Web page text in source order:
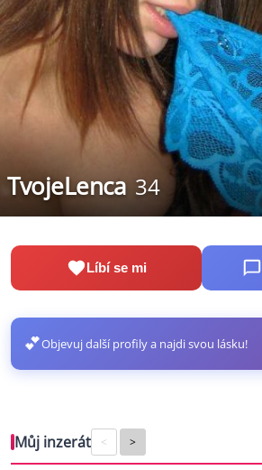
TvojeLenca 34
Líbí se mi
💕Objevuj další profily a najdi svou lásku!
Můj inzerát < >